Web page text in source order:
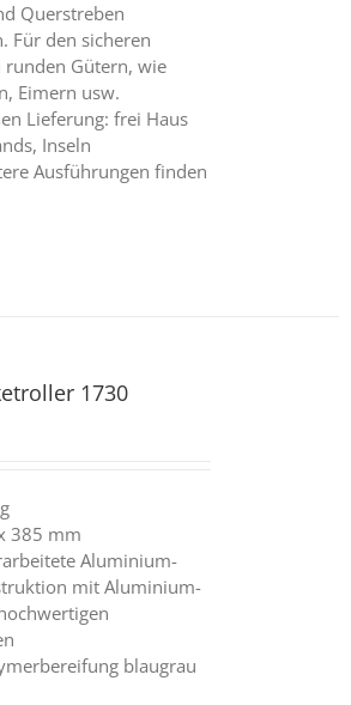
Querstreben
Für den sicheren
Gütern, wie
Eimern usw.
Lieferung: frei Haus
Inseln
Ausführungen finden
1730
385 mm
Aluminium-
mit Aluminium-
blaugrau